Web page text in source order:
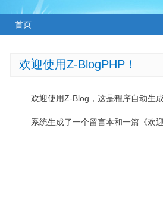
首页
欢迎使用Z-BlogPHP！
欢迎使用Z-Blog，这是程序自动生
系统生成了一个留言本和一篇《欢